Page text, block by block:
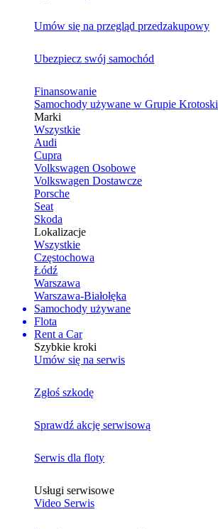
Umów się na przegląd przedzakupowy
Ubezpiecz swój samochód
Finansowanie
Samochody używane w Grupie Krotoski
Marki
Wszystkie
Audi
Cupra
Volkswagen Osobowe
Volkswagen Dostawcze
Porsche
Seat
Skoda
Lokalizacje
Wszystkie
Częstochowa
Łódź
Warszawa
Warszawa-Białołęka
Samochody używane
Flota
Rent a Car
Szybkie kroki
Umów się na serwis
Zgłoś szkodę
Sprawdź akcję serwisową
Serwis dla floty
Usługi serwisowe
Video Serwis